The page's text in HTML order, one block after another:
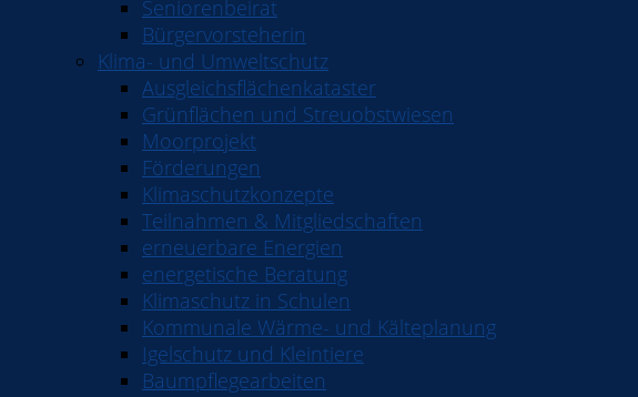
Seniorenbeirat
Bürgervorsteherin
Klima- und Umweltschutz
Ausgleichsflächenkataster
Grünflächen und Streuobstwiesen
Moorprojekt
Förderungen
Klimaschutzkonzepte
Teilnahmen & Mitgliedschaften
erneuerbare Energien
energetische Beratung
Klimaschutz in Schulen
Kommunale Wärme- und Kälteplanung
Igelschutz und Kleintiere
Baumpflegearbeiten